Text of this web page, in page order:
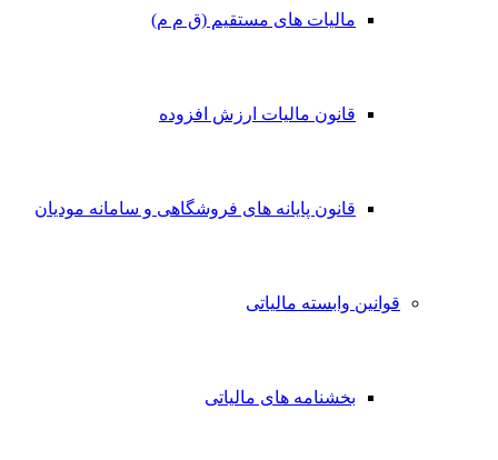
مالیات های مستقیم (ق م م)
قانون مالیات ارزش افزوده
قانون پایانه های فروشگاهی و سامانه مودیان
قوانین وابسته مالیاتی
بخشنامه های مالیاتی